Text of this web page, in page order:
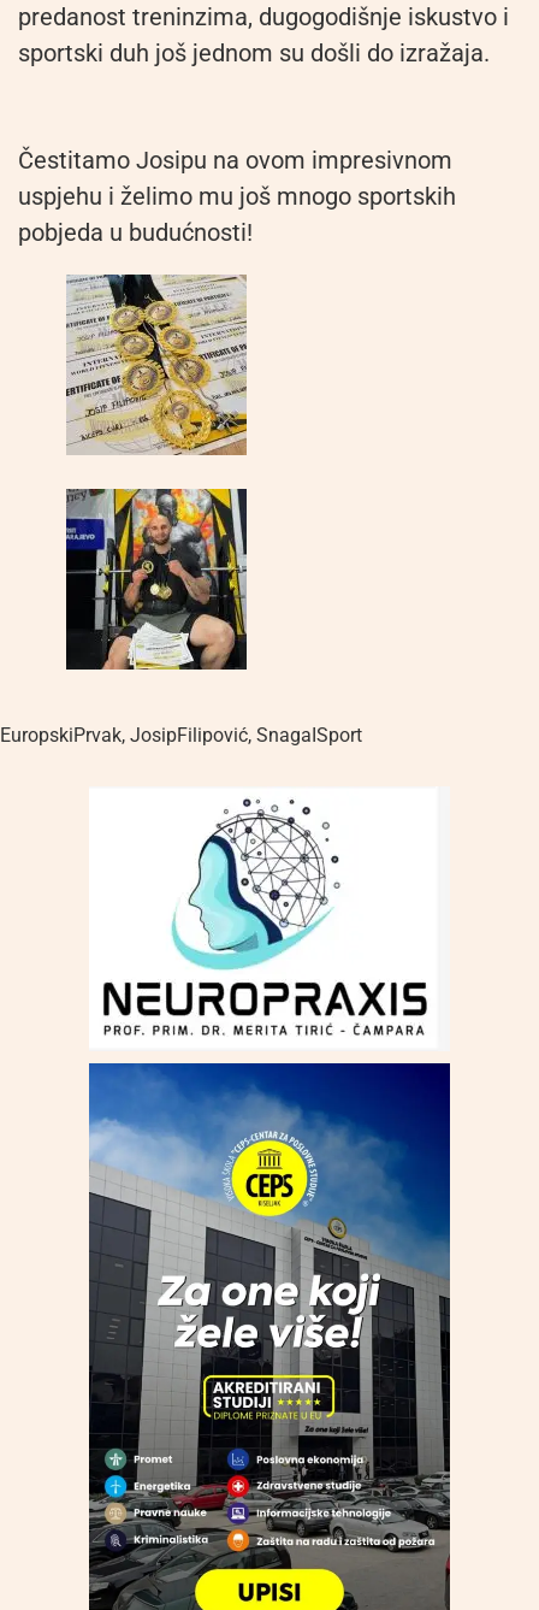
predanost treninzima, dugogodišnje iskustvo i
sportski duh još jednom su došli do izražaja.
Čestitamo Josipu na ovom impresivnom
uspjehu i želimo mu još mnogo sportskih
pobjeda u budućnosti!
EuropskiPrvak, JosipFilipović, SnagaISport